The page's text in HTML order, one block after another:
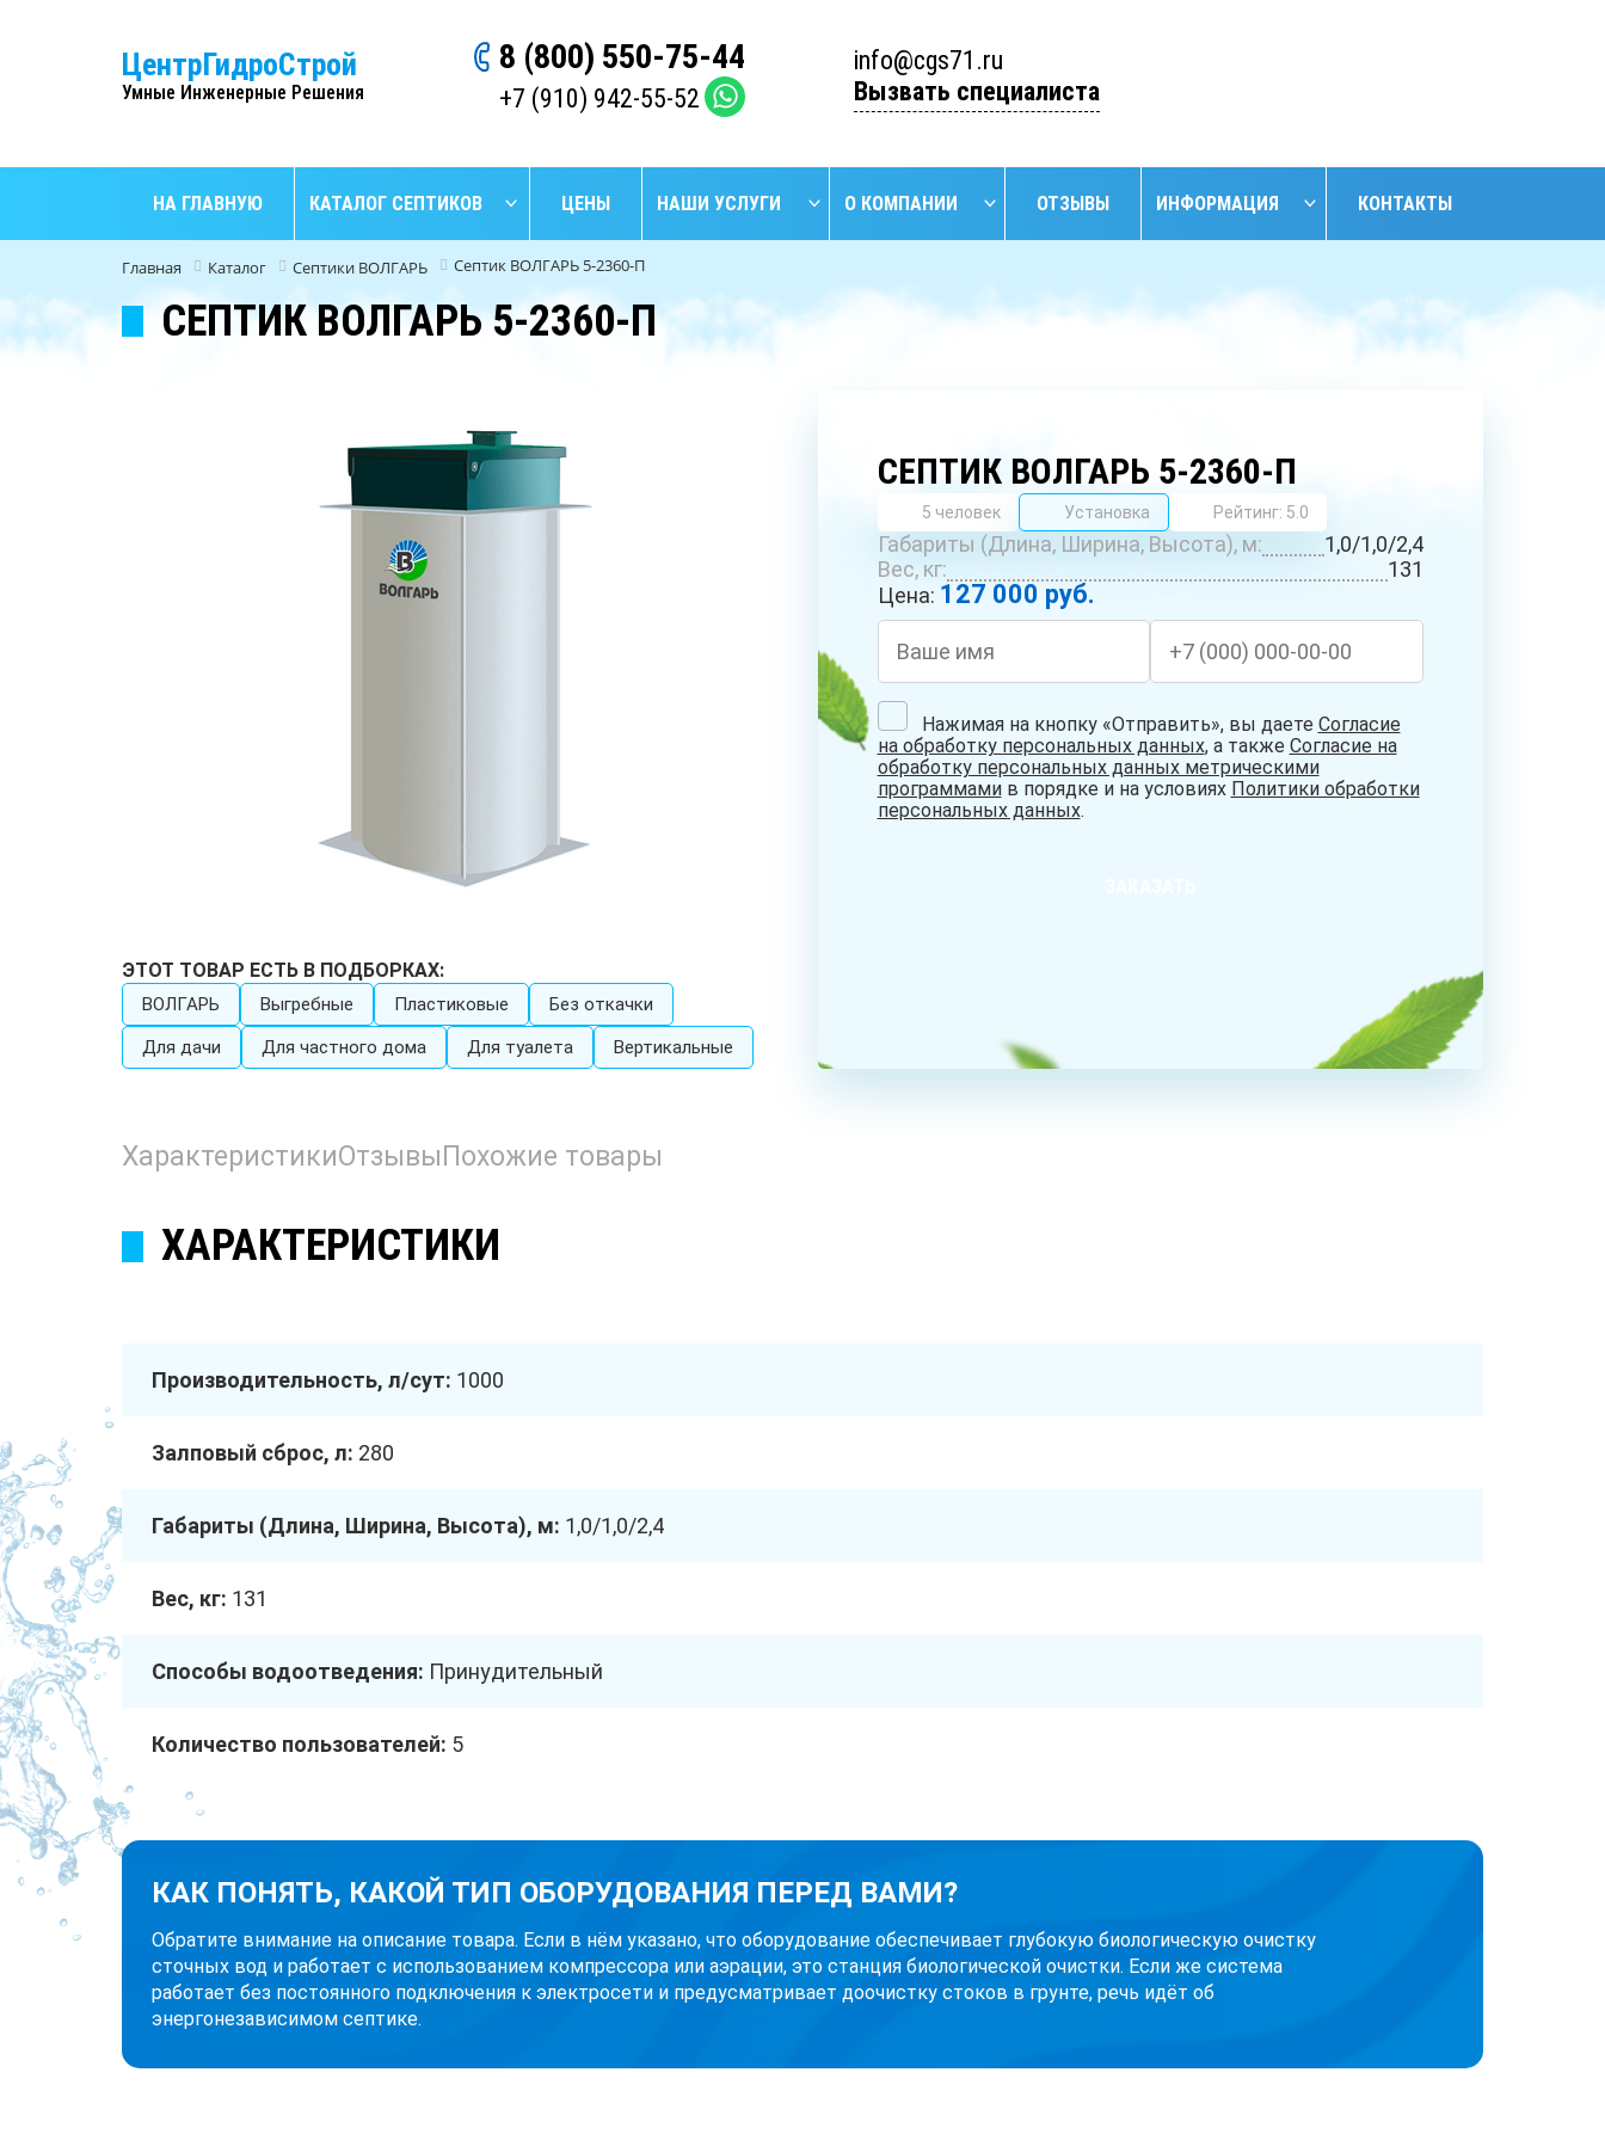
ЦентрГидроСтрой
Умные Инженерные Решения
8 (800) 550-75-44
+7 (910) 942-55-52
info@cgs71.ru
Вызвать специалиста
НА ГЛАВНУЮ КАТАЛОГ СЕПТИКОВ
НАЙТИ
ЦЕНЫ НАШИ УСЛУГИ
НАЙТИ
ОБУСТРОЙСТВО
РЕМОНТ
СКВАЖИН НА
ВОДУ
БУРЕНИЕ
КОЛОДЦЕВ
БУРЕНИЕ
СИСТЕМЫ
ОЧИСТКИ
О КОМПАНИИ ОТЗЫВЫ ИНФОРМАЦИЯ КОНТАКТЫ
Главная Каталог Септики ВОЛГАРЬ Септик ВОЛГАРЬ 5-2360-П
СЕПТИК ВОЛГАРЬ 5-2360-П
ЭТОТ ТОВАР ЕСТЬ В ПОДБОРКАХ:
ВОЛГАРЬ Выгребные Пластиковые
Без откачки
Для дачи
Для частного дома Для туалета Вертикальные
СЕПТИК ВОЛГАРЬ 5-2360-П
5 человек Установка Рейтинг: 5.0
Габариты (Длина, Ширина, Высота), м:
1,0/1,0/2,4
Вес, кг:
131
Цена: 127 000 руб.
Нажимая на кнопку «Отправить», вы даете Согласие
на обработку персональных данных, а также Согласие на
обработку персональных данных метрическими
программамив порядке и на условиях Политики обработки
персональных данных.
ХарактеристикиОтзывы Похожие товары
ХАРАКТЕРИСТИКИ
Производительность, л/сут: 1000
Залповый сброс, л: 280
Габариты (Длина, Ширина, Высота), м: 1,0/1,0/2,4
Вес, кг: 131
Способы водоотведения: Принудительный
Количество пользователей: 5
КАК ПОНЯТЬ, КАКОЙ ТИП ОБОРУДОВАНИЯ ПЕРЕД ВАМИ?
Обратите внимание на описание товара. Если в нём указано, что оборудование обеспечивает глубокую биологическую очистку
сточных вод и работает с использованием компрессора или аэрации, это станция биологической очистки. Если же система
работает без постоянного подключения к электросети и предусматривает доочистку стоков в грунте, речь идёт об
энергонезависимом септике.